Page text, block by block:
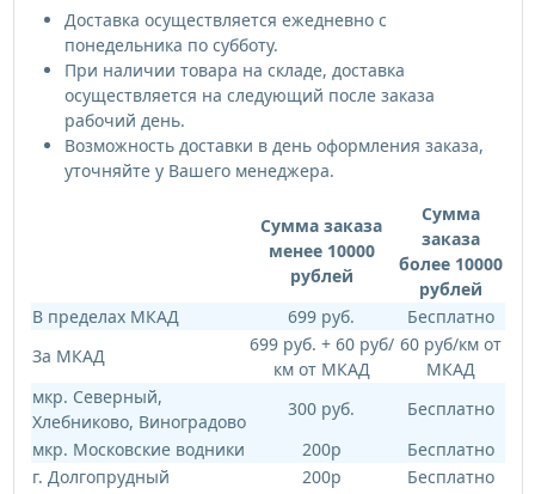
Доставка осуществляется ежедневно с
понедельника по субботу.
При наличии товара на складе, доставка
осуществляется на следующий после заказа
рабочий день.
Возможность доставки в день оформления заказа,
уточняйте у Вашего менеджера.
Сумма заказа
менее 10000
рублей
Сумма
заказа
более 10000
рублей
В пределах МКАД
699 руб.
Бесплатно
За МКАД
699 руб. + 60 руб/
км от МКАД
60 руб/км от
МКАД
мкр. Северный,
Хлебниково, Виноградово
300 руб.
Бесплатно
мкр. Московские водники
200р
Бесплатно
г. Долгопрудный
200р Бесплатно